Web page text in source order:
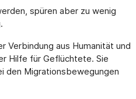
spüren aber zu wenig
Verbindung aus Humanität und
Hilfe für Geflüchtete. Sie
den Migrationsbewegungen